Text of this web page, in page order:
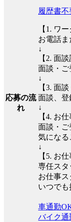
応募の流
れ
履歴書不
【1. ワ
お電話
↓
【2. 面談
面談・ご
↓
【3. 面
面談、登
↓
【4. お
面談・ご
気になる
↓
【5. お
専任スタ
お仕事ス
いつで
車通勤
バイク通